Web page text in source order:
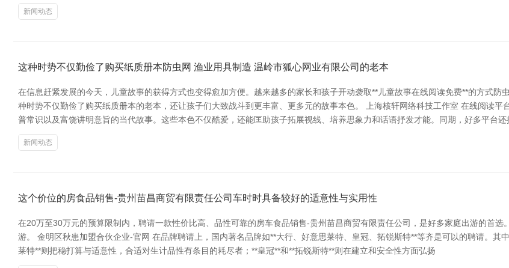
新闻动态
这种时势不仅勤俭了购买纸质册本防虫网 渔业用具制造 温岭市狐心网业有限公司的老本
在信息赶紧发展的今天，儿童故事的获得方式也变得愈加方便。越来越多的家长和孩子开动袭取**儿童故事在线阅读免费**的方式
种时势不仅勤俭了购买纸质册本的老本，还让孩子们大致战斗到更丰富、更多元的故事本色。 上海核轩网络科技工作室 在线阅读
普常识以及富饶讲明意旨的当代故事。这些本色不仅酷爱，还能匡助孩子拓展视线、培养思象力和话语抒发才能。同期，好多平台还
新闻动态
这个价位的房食品销售-贵州苗昌商贸有限责任公司车时时具备较好的适意性与实用性
在20万至30万元的预算限制内，聘请一款性价比高、品性可靠的房车食品销售-贵州苗昌商贸有限责任公司，是好多家庭出游的首
游。 金明区秋患加盟合伙企业-官网 在品牌聘请上，国内著名品牌如**大行、好意思莱特、皇冠、拓锐斯特**等齐是可以的聘请。其
莱特**则把稳打算与适意性，合适对生计品性有条目的耗尽者；**皇冠**和**拓锐斯特**则在建立和安全性方面弘扬